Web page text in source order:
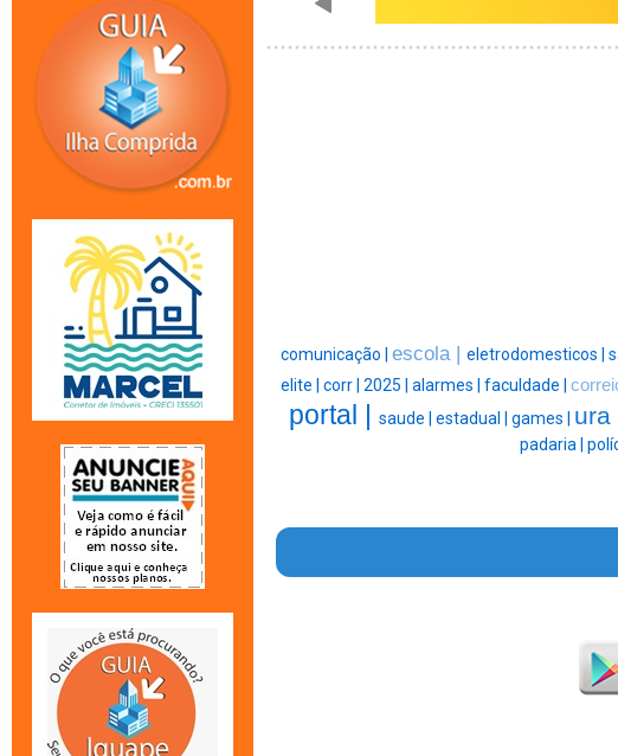
comunicação | escola | eletrodomesticos |
elite | corr | 2025 | alarmes | faculdade |
portal | saude | estadual | games | ura
padaria |